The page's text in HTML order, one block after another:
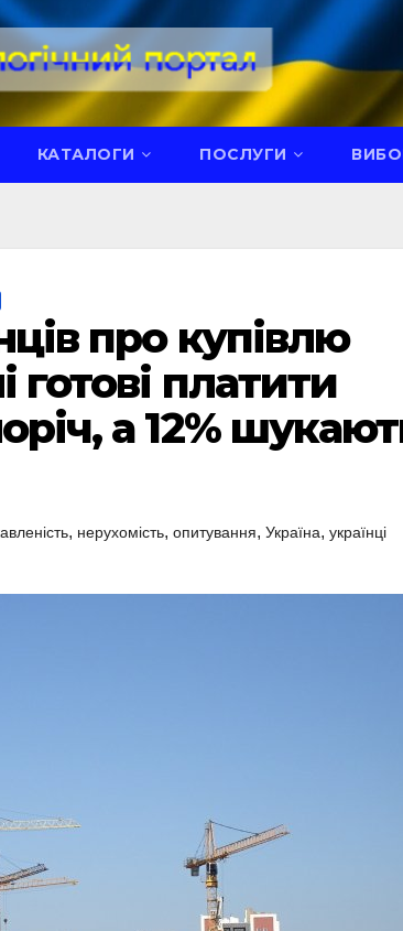
КАТАЛОГИ ПОСЛУГИ
про купівлю
готові платити
а 12%
, нерухомість, опитування, Україна, українці